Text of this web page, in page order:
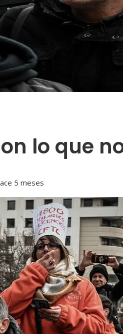
lo que
5 meses